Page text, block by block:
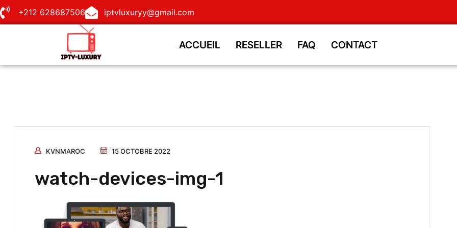
+212 628687506 iptvluxuryy@gmail.com
ACCUEIL RESELLER FAQ CONTACT
ACCUEIL RESELLER FAQ CONTACT
KVNMAROC 15 OCTOBRE 2022
watch-devices-img-1